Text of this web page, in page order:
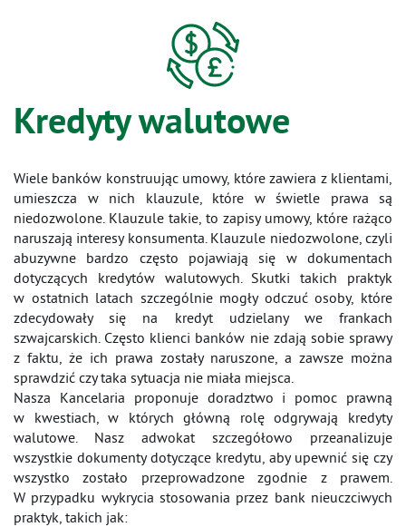
Kredyty walutowe
Wiele banków konstruując umowy, które zawiera z klientami,
umieszcza w nich klauzule, które w świetle prawa są
niedozwolone. Klauzule takie, to zapisy umowy, które rażąco
naruszają interesy konsumenta. Klauzule niedozwolone, czyli
abuzywne bardzo często pojawiają się w dokumentach
dotyczących kredytów walutowych. Skutki takich praktyk
w ostatnich latach szczególnie mogły odczuć osoby, które
zdecydowały się na kredyt udzielany we frankach
szwajcarskich. Często klienci banków nie zdają sobie sprawy
z faktu, że ich prawa zostały naruszone, a zawsze można
sprawdzić czy taka sytuacja nie miała miejsca.
Nasza Kancelaria proponuje doradztwo i pomoc prawną
w kwestiach, w których główną rolę odgrywają kredyty
walutowe. Nasz adwokat szczegółowo przeanalizuje
wszystkie dokumenty dotyczące kredytu, aby upewnić się czy
wszystko zostało przeprowadzone zgodnie z prawem.
W przypadku wykrycia stosowania przez bank nieuczciwych
praktyk, takich jak: